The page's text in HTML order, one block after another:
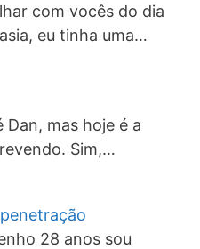
com vocês do dia
eu tinha uma…
Dan, mas hoje é a
Sim,…
28 anos sou